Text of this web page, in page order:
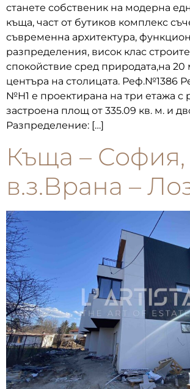
станете собственик на модерна
къща, част от бутиков комплекс
съвременна архитектура,
разпределения, висок клас
спокойствие сред природата,на 20
центъра на столицата. Реф.№1386
№Н1 е проектирана на три етажа с
застроена площ от 335.09 кв. м. и
Разпределение: […]
Къща – София,
в.з.Врана –